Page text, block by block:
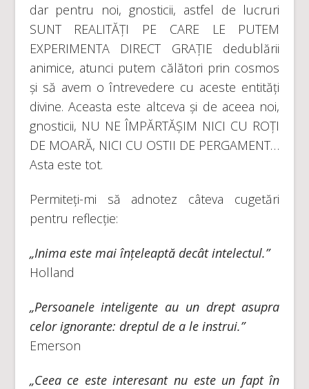
dar pentru noi, gnosticii, astfel de lucruri
SUNT REALITĂȚI PE CARE LE PUTEM
EXPERIMENTA DIRECT GRAȚIE dedublării
animice, atunci putem călători prin cosmos
și să avem o întrevedere cu aceste entități
divine. Aceasta este altceva și de aceea noi,
gnosticii, NU NE ÎMPĂRTĂȘIM NICI CU ROȚI
DE MOARĂ, NICI CU OSTII DE PERGAMENT…
Asta este tot.
Permiteți-mi să adnotez câteva cugetări
pentru reflecție:
„Inima este mai înțeleaptă decât intelectul.”
Holland
„Persoanele inteligente au un drept asupra
celor ignorante: dreptul de a le instrui.”
Emerson
„Ceea ce este interesant nu este un fapt în